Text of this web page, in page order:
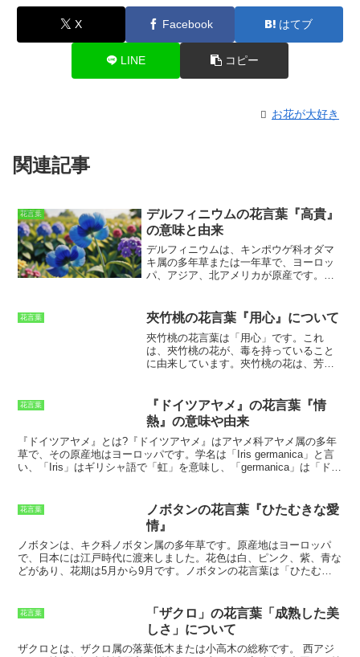
X Facebook はてブ
LINE コピー
お花が大好き
関連記事
花言葉
デルフィニウムの花言葉『高貴』
の意味と由来
デルフィニウムは、キンポウゲ科オダマ
キ属の多年草または一年草で、ヨーロッ
パ、アジア、北アメリカが原産です。花
す。開花時期は春から秋で、花期が長く
楽しめます。デルフィニウムは、ギリシ
ャ神話のアポロン神が、恋人の乙女ヒュ
アキントゥスを誤って射殺してしまった
際に、その血から生まれた花とされてい
フィス」に由来しています。これは、デ
ルフィニウムの花の形がイルカの頭に似
ている ことに由来しています。デルフィ
ニウムは、その優雅な花姿から、「高
貴」「威厳」「気品」などの花言葉を持
っています。また、ギリシャ神話に由来
花言葉 夾竹桃の花言葉『用心』について
夾竹桃の花言葉は「用心」です。
これ
は、夾竹桃の花が、毒を持っていること
に由来しています。夾竹桃の花は、芳香
毒性のため、取り扱いには注意が必要で
す。
夾竹桃の花言葉は、「用心」のほか
に、「危険」や「注意」という意味もあ
ります。これは、夾竹桃の花が、毒を持
っていることを表しています。夾竹桃の
花言葉は、その花が持つ毒性から、危険
花言葉
『ドイツアヤメ』の花言葉『情
熱』の意味や由来
『ドイツアヤメ』とは? 『ドイツアヤメ』はアヤメ科アヤメ属の多年
草で、その原産地はヨーロッパです。学名は「Iris germanica」と言
い、「Iris」はギリシャ語で「虹」を意味し、「germanica」は「ドイ
ヤメ」などとも呼ばれています。『ドイツアヤメ』は、鮮やかな花色
と豪華な花姿が特徴の植物で、花壇や鉢植えに人気があります。一般
に、草丈は30～90cmほどで、5～6月頃に開花します。花色は青、
紫、ピンク、白などがあり、花弁の縁にはフリルが入っているものも
あります。
花言葉
ノボタンの花言葉『ひたむきな愛
情』
ノボタンは、キク科ノボタン属の多年草です。原産地はヨーロッパ
で、日本には江戸時代に渡来しました。花色は白、ピンク、紫、青な
どがあり、花期は5月から9月です。ノボタンの花言葉は「ひたむき
円形で、互生しています。花は直径2〜3センチほどで、花びらは5枚
が放射状に広がっています。花色は白、ピンク、紫、青などがあり、
花期は5月から9月です。果実は痩果で、長さ1〜2ミリほどの種子が
多数入っています。 ノボタンは、育てやすい植物です。日当たりの良
花言葉
「ザクロ」の花言葉「成熟した美
しさ」について
ザクロとは、ザクロ属の落葉低木または小高木の総称です。
西アジ